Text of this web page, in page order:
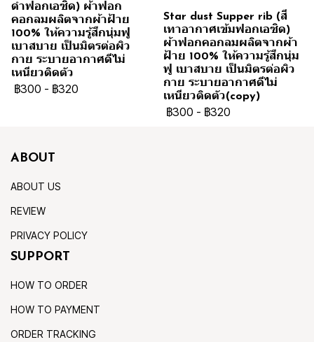
ดำฟอกเอซิด) ผ้าฟอก
คอกลมผลิตจากผ้าฝ้าย
100% ให้ความรู้สึกนุ่มฟู
เบาสบาย เป็นมิตรต่อผิว
กาย ระบายอากาศดีไม่
เหนียวติดตัว
฿300 - ฿320
Star dust Supper rib (สี
เทาอากาศเข้มฟอกเอซิด)
ผ้าฟอกคอกลมผลิตจากผ้า
ฝ้าย 100% ให้ความรู้สึกนุ่ม
ฟู เบาสบาย เป็นมิตรต่อผิว
กาย ระบายอากาศดีไม่
เหนียวติดตัว(copy)
฿300 - ฿320
ABOUT
ABOUT US
REVIEW
PRIVACY POLICY
SUPPORT
HOW TO ORDER
HOW TO PAYMENT
ORDER TRACKING